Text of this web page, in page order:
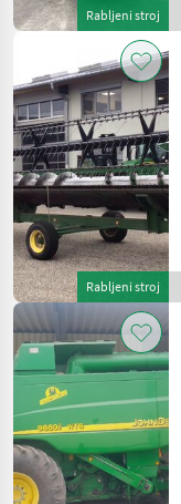
Rabljeni stroj
Rabljeni stroj